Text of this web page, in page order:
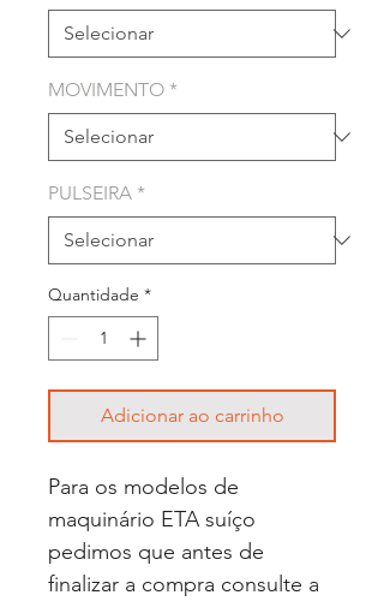
MOVIMENTO *
PULSEIRA *
Quantidade *
Adicionar ao carrinho
Para os modelos de
maquinário ETA suíço
pedimos que antes de
finalizar a compra consulte a